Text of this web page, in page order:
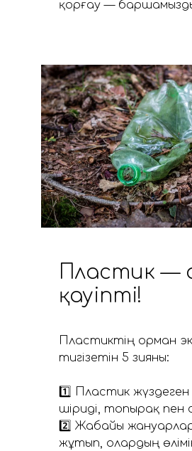
қорғау —
Пластик —
қауіпті!
Пластиктің орман
тигізетін 5 зияны:
1️⃣ Пластик
шіриді, топырақ пен
2️⃣ Жабайы
жұтып, олардың